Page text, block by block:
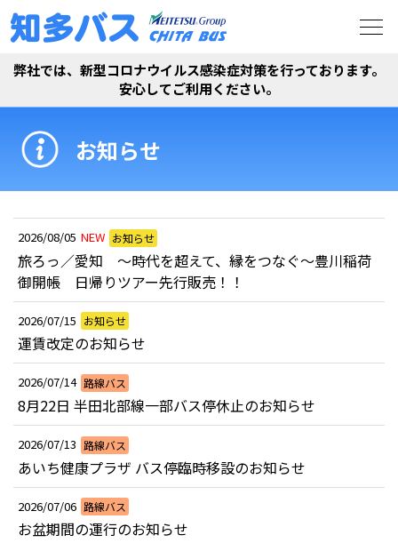
弊社では、新型コロナウイルス感染症対策を行っております。
安心してご利用ください。
お知らせ
2026/08/05 NEW お知らせ
旅ろっ／愛知 ～時代を超えて、縁をつなぐ～豊川稲荷
御開帳 日帰りツアー先行販売！！
2026/07/15 お知らせ
運賃改定のお知らせ
2026/07/14 路線バス
8月22日 半田北部線一部バス停休止のお知らせ
2026/07/13 路線バス
あいち健康プラザ バス停臨時移設のお知らせ
2026/07/06 路線バス
お盆期間の運行のお知らせ